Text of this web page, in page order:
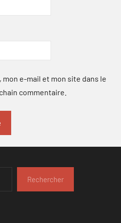
e-mail et mon site dans le
commentaire.
Rechercher